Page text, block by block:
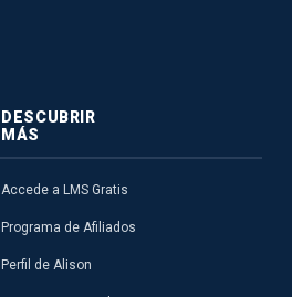
DESCUBRIR
MÁS
Accede a LMS Gratis
Programa de Afiliados
Perfil de Alison